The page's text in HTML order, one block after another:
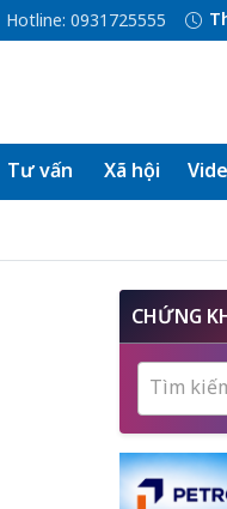
Hotline: 0931725555
Tư vấn Xã hội
CHỨNG
Tìm